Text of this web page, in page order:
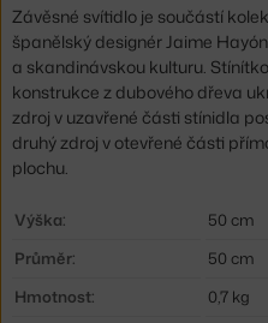
Závěsné svítidlo je součástí
španělský designér Jaime
a skandinávskou kulturu.
konstrukce z dubového dřeva
zdroj v uzavřené části stínidla
druhý zdroj v otevřené části
plochu.
Výška:
50 cm
Průměr:
50 cm
Hmotnost:
0,7 kg